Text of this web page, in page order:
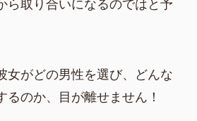
ら取り合いになるのではと予
女がどの男性を選び、どんな
るのか、目が離せません！